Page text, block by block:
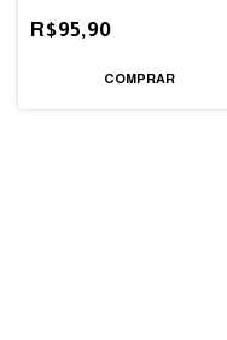
R$95,90